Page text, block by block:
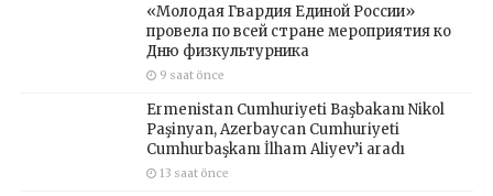
«Молодая Гвардия Единой России»
провела по всей стране мероприятия ко
Дню физкультурника
9 saat önce
Ermenistan Cumhuriyeti Başbakanı Nikol
Paşinyan, Azerbaycan Cumhuriyeti
Cumhurbaşkanı İlham Aliyev’i aradı
13 saat önce